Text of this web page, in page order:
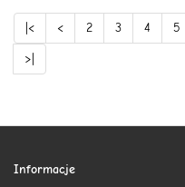
|< < 2 3 4 5
>|
Informacje